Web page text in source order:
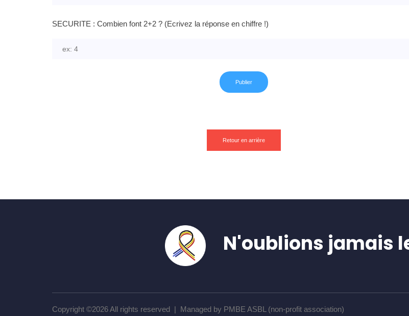
SECURITE : Combien font 2+2 ? (Ecrivez la réponse en chiffre !)
Retour en arrière
N'oublions jamais
Copyright ©2026 All rights reserved | Managed by PMBE ASBL (non-profit association)